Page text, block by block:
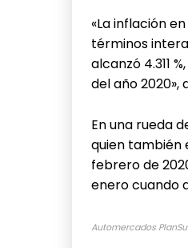
«La inflación
términos
alcanzó 4.311
del año 2020»,
En una rueda
quien también
febrero de
enero cuando
Automercados